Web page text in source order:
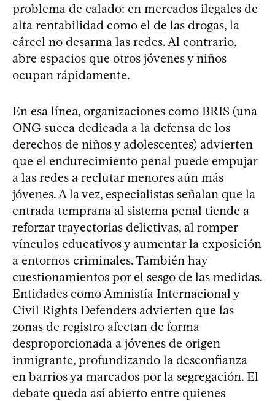
problema de calado: en mercados ilegales de
alta rentabilidad como el de las drogas, la
cárcel no desarma las redes. Al contrario,
abre espacios que otros jóvenes y niños
ocupan rápidamente.
En esa línea, organizaciones como BRIS (una
ONG sueca dedicada a la defensa de los
derechos de niños y adolescentes) advierten
que el endurecimiento penal puede empujar
a las redes a reclutar menores aún más
jóvenes. A la vez, especialistas señalan que la
entrada temprana al sistema penal tiende a
reforzar trayectorias delictivas, al romper
vínculos educativos y aumentar la exposición
a entornos criminales. También hay
cuestionamientos por el sesgo de las medidas.
Entidades como Amnistía Internacional y
Civil Rights Defenders advierten que las
zonas de registro afectan de forma
desproporcionada a jóvenes de origen
inmigrante, profundizando la desconfianza
en barrios ya marcados por la segregación. El
debate queda así abierto entre quienes